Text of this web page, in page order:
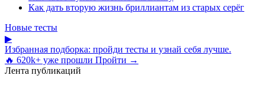
Как дать вторую жизнь бриллиантам из старых серёг
Новые тесты
▶
Избранная подборка: пройди тесты и узнай себя лучше.
🔥 620k+ уже прошли Пройти →
Лента публикаций